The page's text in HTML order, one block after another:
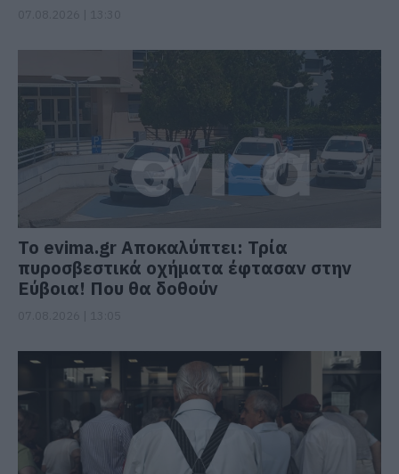
Το evima.gr Αποκαλύπτει: Τρία
πυροσβεστικά οχήματα έφτασαν στην
Εύβοια! Που θα δοθούν